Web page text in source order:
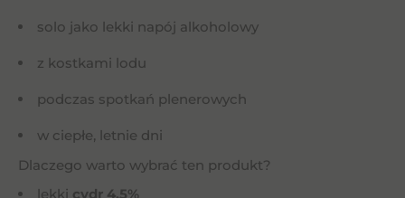
solo jako lekki napój alkoholowy
z kostkami lodu
podczas spotkań plenerowych
w ciepłe, letnie dni
Dlaczego warto wybrać ten produkt?
lekki cydr 4,5%